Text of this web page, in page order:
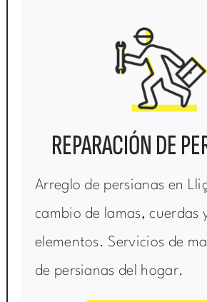
REPARACIÓN DE
Arreglo de persianas en
cambio de lamas, cuerdas
elementos. Servicios de
de persianas del hogar.